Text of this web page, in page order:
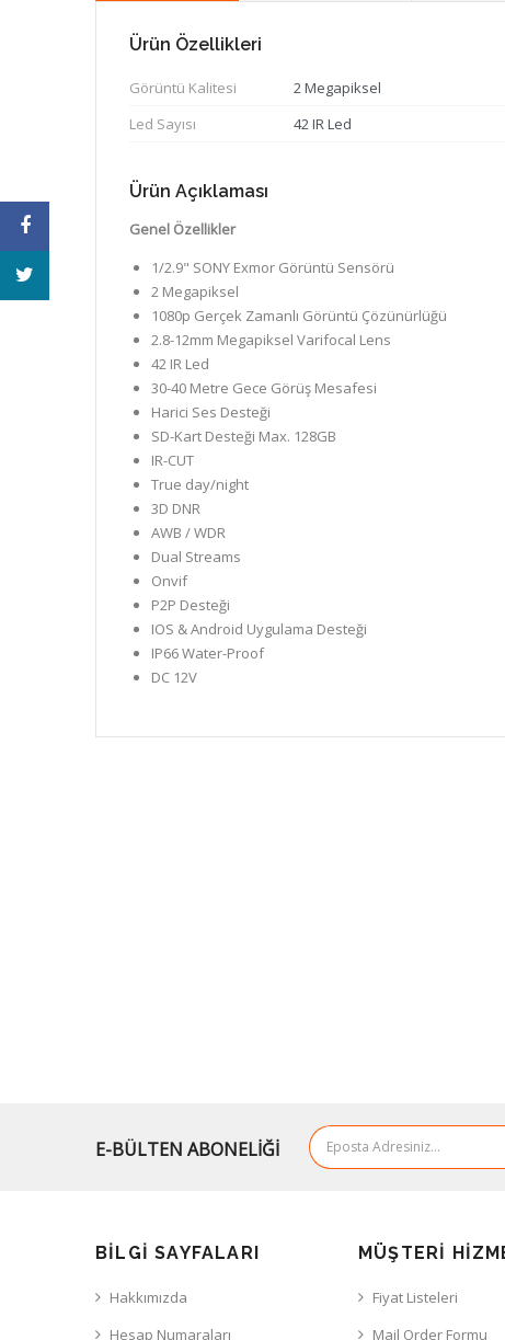
Ürün Özellikleri
Görüntü Kalitesi 2 Megapiksel
Led Sayısı
42 IR Led
Ürün Açıklaması
Genel Özellikler
1/2.9" SONY Exmor Görüntü Sensörü
2 Megapiksel
1080p Gerçek Zamanlı Görüntü Çözünürlüğü
2.8-12mm Megapiksel Varifocal Lens
42 IR Led
30-40 Metre Gece Görüş Mesafesi
Harici Ses Desteği
SD-Kart Desteği Max. 128GB
IR-CUT
True day/night
3D DNR
AWB / WDR
Dual Streams
Onvif
P2P Desteği
IOS & Android Uygulama Desteği
IP66 Water-Proof
DC 12V
E-BÜLTEN ABONELİĞİ
BILGI SAYFALARI
Hakkımızda
Hesap Numaraları
MÜŞTERI
Fiyat Listeleri
Mail Order Formu